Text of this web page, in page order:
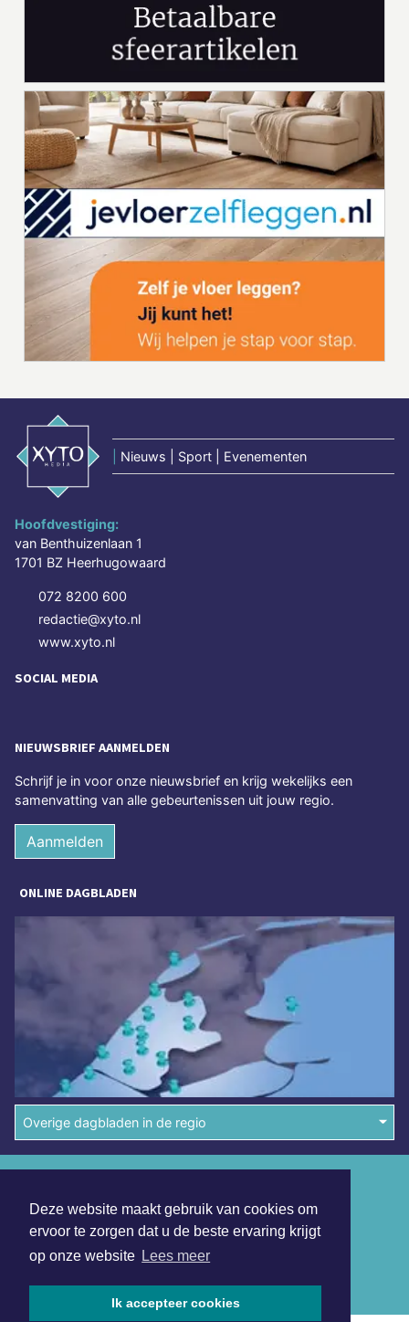
Deze website maakt gebruik van cookies om
ervoor te zorgen dat u de beste ervaring krijgt
op onze website Lees meer
Ik accepteer cookies
Nieuws | Sport | Evenementen
Hoofdvestiging:
van Benthuizenlaan 1
1701 BZ Heerhugowaard
072 8200 600
redactie@xyto.nl
www.xyto.nl
SOCIAL MEDIA
NIEUWSBRIEF AANMELDEN
Schrijf je in voor onze nieuwsbrief en krijg wekelijks een
samenvatting van alle gebeurtenissen uit jouw regio.
Aanmelden
ONLINE DAGBLADEN
Overige dagbladen in de regio
Disclaimer
Privacy Statement